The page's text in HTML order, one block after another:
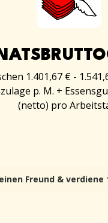
1.401,67 € -
p. M. +
(netto) pro
Freund & verdiene